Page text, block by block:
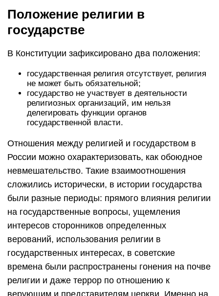
Положение религии в
государстве
В Конституции зафиксировано два положения:
государственная религия отсутствует, религия
не может быть обязательной;
государство не участвует в деятельности
религиозных организаций, им нельзя
делегировать функции органов
государственной власти.
Отношения между религией и государством в
России можно охарактеризовать, как обоюдное
невмешательство. Такие взаимоотношения
сложились исторически, в истории государства
были разные периоды: прямого влияния религии
на государственные вопросы, ущемления
интересов сторонников определенных
верований, использования религии в
государственных интересах, в советские
времена были распространены гонения на почве
религии и даже террор по отношению к
верующим и представителям церкви. Именно на